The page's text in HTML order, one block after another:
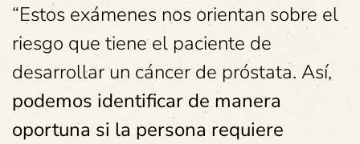
“Estos exámenes nos orientan sobre el
riesgo que tiene el paciente de
desarrollar un cáncer de próstata. Así,
podemos identificar de manera
oportuna si la persona requiere